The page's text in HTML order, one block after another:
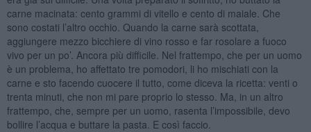
carne macinata: cento grammi di vitello e cento di maiale. Che
sono costati l’altro occhio. Quando la carne sarà scottata,
aggiungere mezzo bicchiere di vino rosso e far rosolare a fuoco
vivo per un po’. Ancora più difficile. Nel frattempo, che per un uomo
è un problema, ho affettato tre pomodori, li ho mischiati con la
carne e sto facendo cuocere il tutto, come diceva la ricetta: venti o
trenta minuti, che non mi pare proprio lo stesso. Ma, in un altro
frattempo, che, sempre per un uomo, rasenta l’impossibile, devo
bollire l’acqua e buttare la pasta. E così faccio.